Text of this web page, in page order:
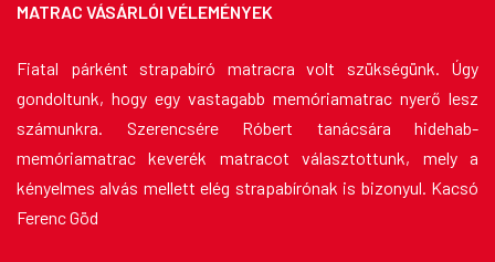
MATRAC VÁSÁRLÓI VÉLEMÉNYEK
Fiatal párként strapabíró matracra volt szükségünk. Úgy
gondoltunk, hogy egy vastagabb memóriamatrac nyerő lesz
számunkra. Szerencsére Róbert tanácsára hidehab-
memóriamatrac keverék matracot választottunk, mely a
kényelmes alvás mellett elég strapabírónak is bizonyul. Kacsó
Ferenc Göd